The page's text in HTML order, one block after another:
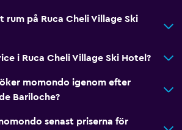
rum på Ruca Cheli Village Ski
i Ruca Cheli Village Ski Hotel?
momondo igenom efter
Bariloche?
senast priserna för